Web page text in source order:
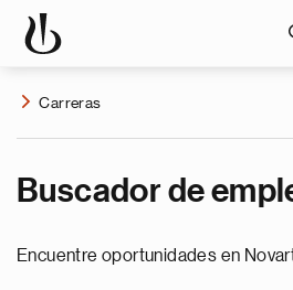
Carreras
Buscador de
Encuentre oportunidades en